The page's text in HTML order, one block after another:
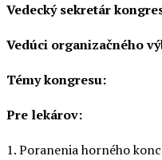
Vedecký sekretár
Vedúci organizačného
Témy kongresu:
Pre lekárov:
1. Poranenia horného